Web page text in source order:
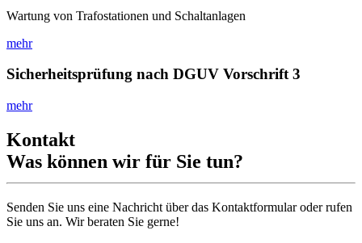
Wartung von Trafostationen und Schaltanlagen
mehr
Sicherheitsprüfung nach DGUV Vorschrift 3
mehr
Kontakt
Was können wir für Sie tun?
Senden Sie uns eine Nachricht über das Kontaktformular oder rufen
Sie uns an. Wir beraten Sie gerne!